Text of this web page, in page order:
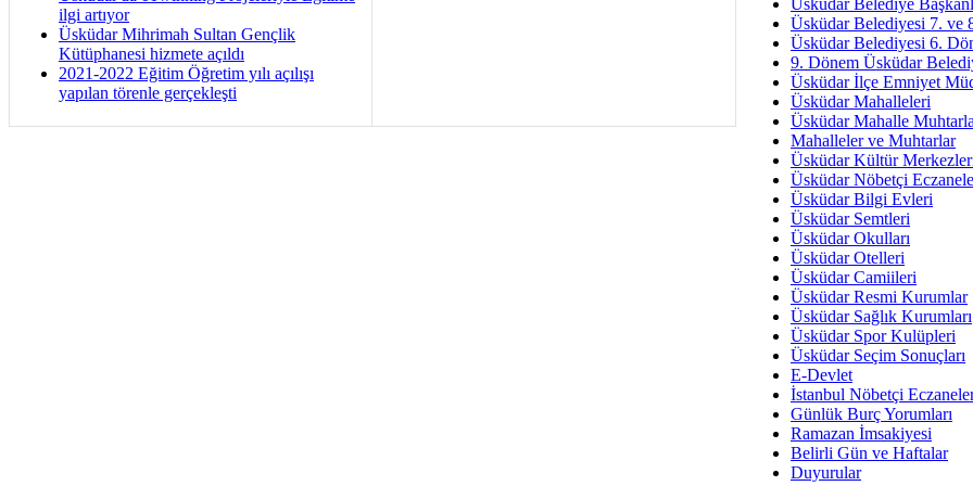
ilgi artıyor
Üsküdar Mihrimah Sultan Gençlik
Kütüphanesi hizmete açıldı
2021-2022 Eğitim Öğretim yılı açılışı
yapılan törenle gerçekleşti
İmar Sorunlarının Genel
Arakan
Bayramın
Ruhsal
Üsküdar
Üsküdar Belediye
Üsküdar Belediyesi 7. ve
Üsküdar Belediyesi 6.
9. Dönem Üsküdar
Üsküdar İlçe Emniyet
Üsküdar Mahalleleri
Üsküdar Mahalle
Mahalleler ve Muhtarlar
Üsküdar Kültür
Üsküdar Nöbetçi
Üsküdar Bilgi Evleri
Üsküdar Semtleri
Üsküdar Okulları
Üsküdar Otelleri
Üsküdar Camiileri
Üsküdar Resmi Kurumlar
Üsküdar Sağlık Kurumları
Üsküdar Spor Kulüpleri
Üsküdar Seçim Sonuçları
E-Devlet
İstanbul Nöbetçi
Günlük Burç Yorumları
Ramazan İmsakiyesi
Belirli Gün ve Haftalar
Duyurular